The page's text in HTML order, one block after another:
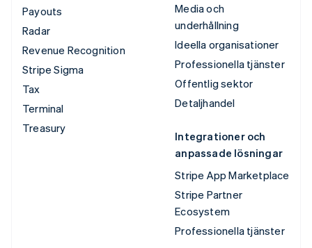
Payouts
Radar
Revenue Recognition
Stripe Sigma
Tax
Terminal
Treasury
Media och
underhållning
Ideella organisationer
Professionella tjänster
Offentlig sektor
Detaljhandel
Integrationer och
anpassade lösningar
Stripe App Marketplace
Stripe Partner
Ecosystem
Professionella tjänster